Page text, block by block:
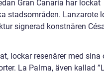
Gran Canaria har lockat
stadsområden. Lanzarote
signerad konstnären
lockar resenärer med sina
La Palma, även kallad